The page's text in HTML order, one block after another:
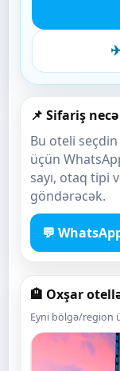
📌 Sifariş
Bu oteli
üçün
sayı, otaq tipi
göndərəcək.
💬
🏨 Oxşar
Eyni bölgə/region